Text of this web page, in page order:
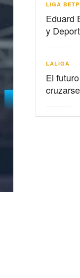
LIGA
Eduard
y
LALIGA
El